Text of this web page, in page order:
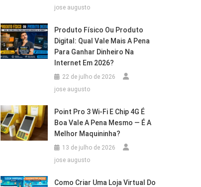
jose augusto
Produto Físico Ou Produto
Digital: Qual Vale Mais A Pena
Para Ganhar Dinheiro Na
Internet Em 2026?
22 de julho de 2026
jose augusto
Point Pro 3 Wi‑Fi E Chip 4G É
Boa Vale A Pena Mesmo — É A
Melhor Maquininha?
13 de julho de 2026
jose augusto
Como Criar Uma Loja Virtual Do